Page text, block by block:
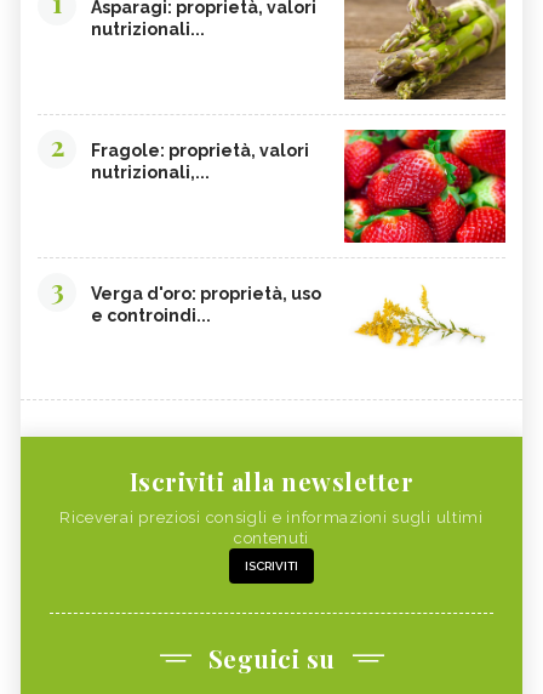
Asparagi: proprietà, valori
nutrizionali...
2
Fragole: proprietà, valori
nutrizionali,...
3
Verga d'oro: proprietà, uso
e controindi...
Iscriviti alla newsletter
Riceverai preziosi consigli e informazioni sugli ultimi
contenuti
ISCRIVITI
Seguici su